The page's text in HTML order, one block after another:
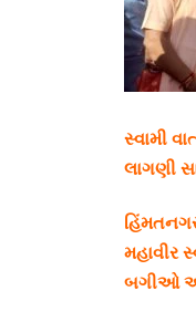
સ્વામી
લાગણી
મહાવીર
બગીઓ